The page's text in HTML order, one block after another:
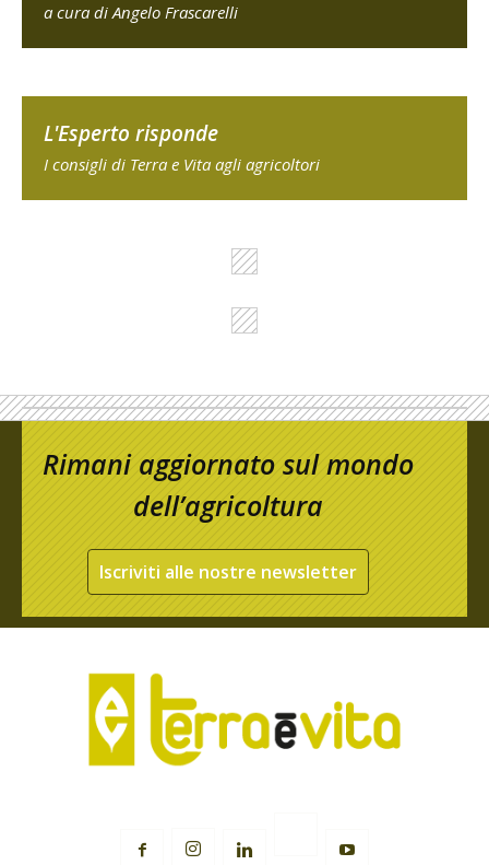
a cura di Angelo Frascarelli
L'Esperto risponde
I consigli di Terra e Vita agli agricoltori
Rimani aggiornato sul mondo
dell’agricoltura
Iscriviti alle nostre newsletter